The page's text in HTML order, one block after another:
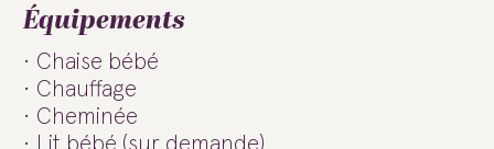
Équipements
Chaise bébé
Chauffage
Cheminée
Lit bébé (sur demande)